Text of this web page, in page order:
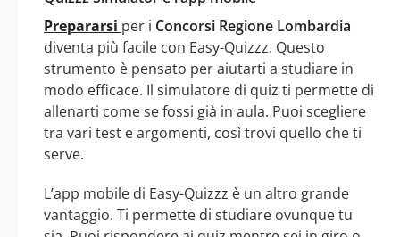
Prepararsi per i Concorsi Regione Lombardia
diventa più facile con Easy-Quizzz. Questo
strumento è pensato per aiutarti a studiare in
modo efficace. Il simulatore di quiz ti permette di
allenarti come se fossi già in aula. Puoi scegliere
tra vari test e argomenti, così trovi quello che ti
serve.
L’app mobile di Easy-Quizzz è un altro grande
vantaggio. Ti permette di studiare ovunque tu